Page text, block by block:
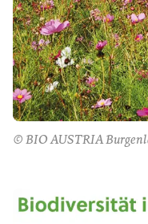
© BIO AUSTRIA